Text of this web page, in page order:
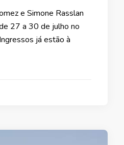
e Simone Rasslan
27 a 30 de julho no
já estão à